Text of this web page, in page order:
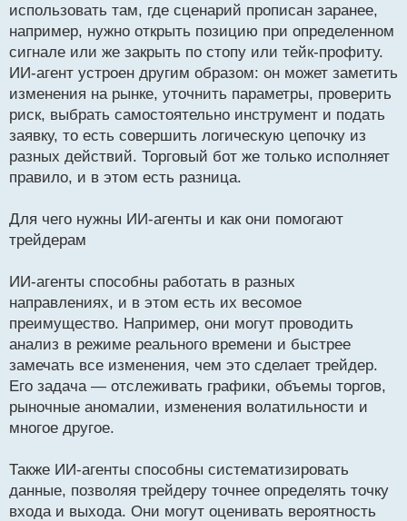
использовать там, где сценарий прописан заранее,
например, нужно открыть позицию при определенном
сигнале или же закрыть по стопу или тейк-профиту.
ИИ-агент устроен другим образом: он может заметить
изменения на рынке, уточнить параметры, проверить
риск, выбрать самостоятельно инструмент и подать
заявку, то есть совершить логическую цепочку из
разных действий. Торговый бот же только исполняет
правило, и в этом есть разница.
Для чего нужны ИИ-агенты и как они помогают
трейдерам
ИИ-агенты способны работать в разных
направлениях, и в этом есть их весомое
преимущество. Например, они могут проводить
анализ в режиме реального времени и быстрее
замечать все изменения, чем это сделает трейдер.
Его задача — отслеживать графики, объемы торгов,
рыночные аномалии, изменения волатильности и
многое другое.
Также ИИ-агенты способны систематизировать
данные, позволяя трейдеру точнее определять точку
входа и выхода. Они могут оценивать вероятность